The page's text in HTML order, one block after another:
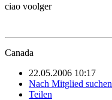
ciao voolger
Canada
22.05.2006 10:17
Nach Mitglied suchen
Teilen